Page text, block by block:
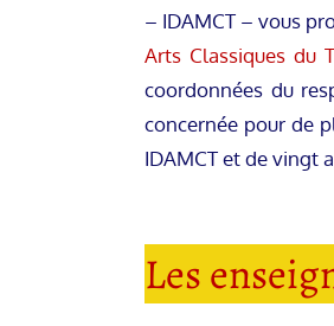
– IDAMCT – vous
Arts Classiques du
coordonnées du
concernée pour de
IDAMCT et de vingt
Les